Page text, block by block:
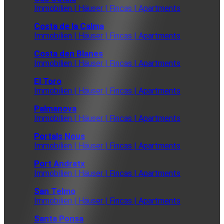
Immobilien | Häuser | Fincas | Apartments
Costa de la Calma
Immobilien | Häuser | Fincas | Apartments
Costa den Blanes
Immobilien | Häuser | Fincas | Apartments
El Toro
Immobilien | Häuser | Fincas | Apartments
Palmanova
Immobilien | Häuser | Fincas | Apartments
Portals Nous
Immobilien | Häuser | Fincas | Apartments
Port Andratx
Immobilien | Häuser | Fincas | Apartments
San Telmo
Immobilien | Häuser | Fincas | Apartments
Santa Ponsa